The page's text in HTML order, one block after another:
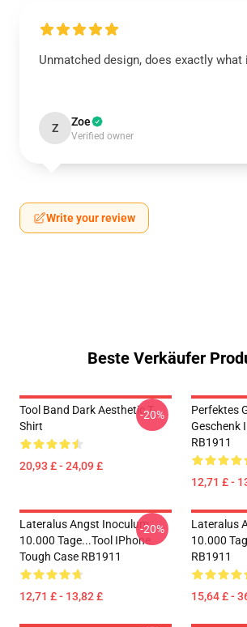
Unmatched design, does exactly
Z Zoe
Verified owner
Write your review
Beste Verkäufer
Tool Band Dark Aesthetic T-
Shirt
20,93 £ - 24,09 £
-20%
Perfektes
Geschenk
RB1911
12,71 £ -
Lateralus Angst Inoculum
10.000 Tage...tool IPhone
Tough Case RB1911
12,71 £ - 13,82 £
-20%
Lateralus
10.000
RB1911
15,64 £ -